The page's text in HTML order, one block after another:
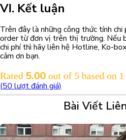
VI. Kết luận
Trên đây là những công thức tính chi
order từ đơn vị trên thị trường. Nếu
chi phí thì hãy liên hệ Hotline, Ko-
cảm ơn bạn.
Rated 5.00 out of 5 based on 1
(50 lượt đánh giá)
Bài Viết